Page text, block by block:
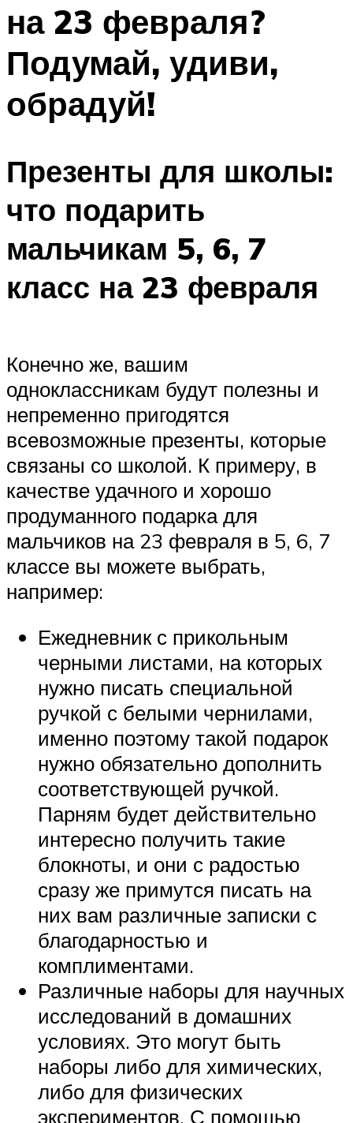
Меню
на 23 февраля?
Подумай, удиви,
обрадуй!
Презенты для школы:
что подарить
мальчикам 5, 6, 7
класс на 23 февраля
Конечно же, вашим
одноклассникам будут полезны и
непременно пригодятся
всевозможные презенты, которые
связаны со школой. К примеру, в
качестве удачного и хорошо
продуманного подарка для
мальчиков на 23 февраля в 5, 6, 7
классе вы можете выбрать,
например:
Ежедневник с прикольным
черными листами, на которых
нужно писать специальной
ручкой с белыми чернилами,
именно поэтому такой подарок
нужно обязательно дополнить
соответствующей ручкой.
Парням будет действительно
интересно получить такие
блокноты, и они с радостью
сразу же примутся писать на
них вам различные записки с
благодарностью и
комплиментами.
Различные наборы для научных
исследований в домашних
условиях. Это могут быть
наборы либо для химических,
либо для физических
экспериментов. С помощью